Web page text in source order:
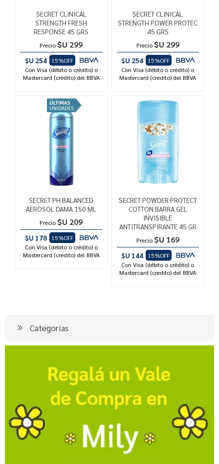
SECRET CLINICAL
STRENGTH FRESH
RESPONSE 45 GRS
Precio $U 299
$U 254
15%OFF
Con Visa (débito o crédito) o
Mastercard (credito) del BBVA
SECRET CLINICAL
STRENGTH POWER PROTEC
45 GRS
Precio $U 299
$U 254
15%OFF
Con Visa (débito o crédito) o
Mastercard (credito) del BBVA
SECRET PH BALANCED
AEROSOL DAMA 150 ML
Precio $U 209
$U 178
15%OFF
Con Visa (débito o crédito) o
Mastercard (credito) del BBVA
SECRET POWDER PROTECT
COTTON BARRA GEL
INVISIBLE
ANTITRANSPIRANTE 45 GR
Precio $U 169
$U 144
15%OFF
Con Visa (débito o crédito) o
Mastercard (credito) del BBVA
Categorías